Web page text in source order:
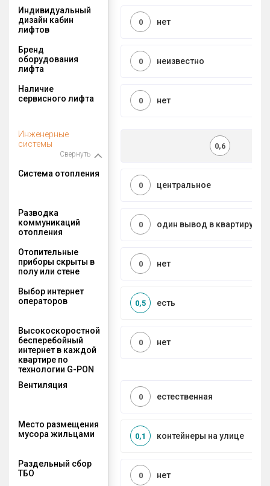
Индивидуальный
дизайн кабин
лифтов
нет
0
Бренд
оборудования
лифта
неизвестно
0
Наличие
сервисного лифта
нет
0
Инженерные
системы
Свернуть
0,6
Система отопления
центральное
0
Разводка
коммуникаций
отопления
один вывод в квартиру
0
Отопительные
приборы скрыты в
полу или стене
нет
0
Выбор интернет
операторов
есть
0,5
Высокоскоростной
бесперебойный
интернет в каждой
квартире по
технологии G-PON
нет
0
Вентиляция
естественная
0
Место размещения
мусора жильцами
контейнеры на улице
0,1
Раздельный сбор
ТБО
нет
0